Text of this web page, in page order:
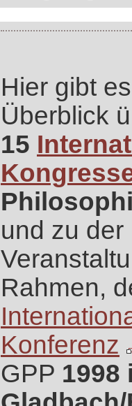
Hier gibt
Überblick
15
und zu
Rahmen,
Konferenz
GPP 1998